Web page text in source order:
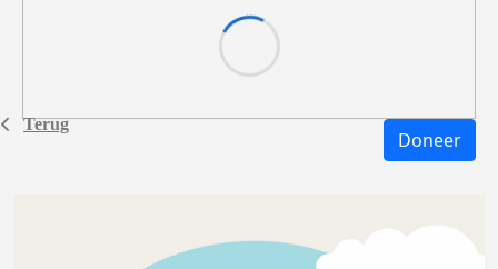
Terug
Doneer